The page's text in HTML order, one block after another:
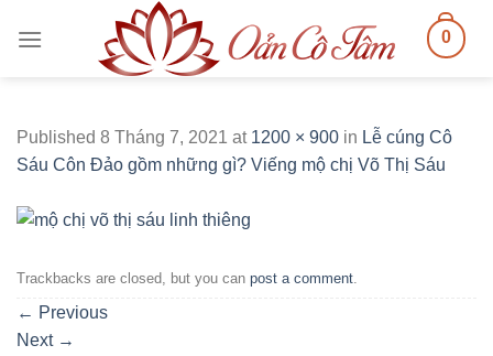
0
Published 8 Tháng 7, 2021 at 1200 × 900 in Lễ cúng Cô
Sáu Côn Đảo gồm những gì? Viếng mộ chị Võ Thị Sáu
Trackbacks are closed, but you can post a comment
← Previous
Next →